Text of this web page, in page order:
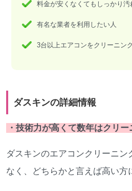
料金が安くなくてもしっかり汚
有名な業者を利用したい人
3台以上エアコンをクリーニン
ダスキンの詳細情報
・技術力が高くて数年はクリ
ダスキンのエアコンクリーニン
なく、どちらかと言えば高い方